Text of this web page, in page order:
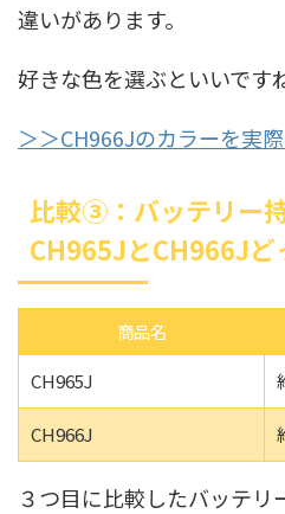
違いがあります。
好きな色を選ぶといいです
＞＞CH966Jのカラーを実
比較③：バッテリー
CH965JとCH966Jど
商品名
CH965J
CH966J
３つ目に比較したバッテリ